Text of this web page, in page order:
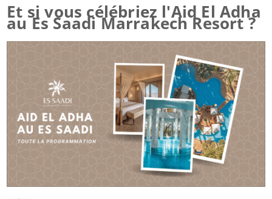
Et si vous célébriez l'Aid El Adha
au Es Saadi Marrakech Resort ?